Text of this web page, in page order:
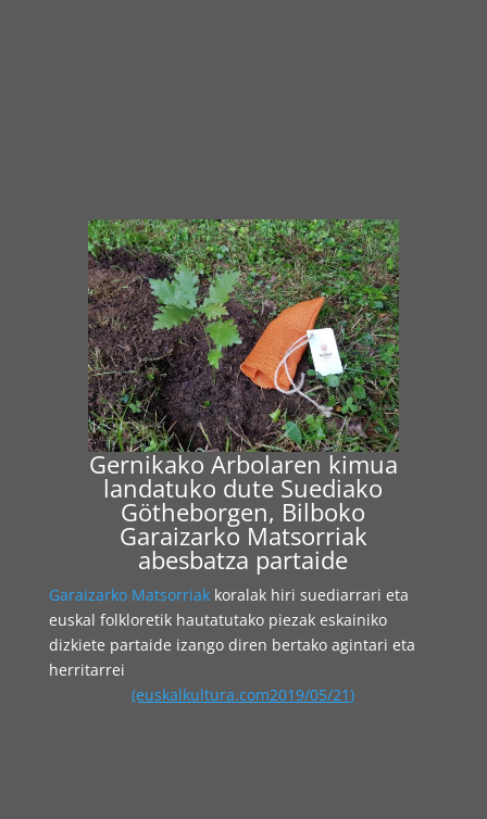
Gernikako Arbolaren kimua
landatuko dute Suediako
Götheborgen, Bilboko
Garaizarko Matsorriak
abesbatza partaide
Garaizarko Matsorriakkoralak hiri suediarrari eta
euskal folkloretik hautatutako piezak eskainiko
dizkiete partaide izango diren bertako agintari eta
herritarrei
(euskalkultura.com2019/05/21)